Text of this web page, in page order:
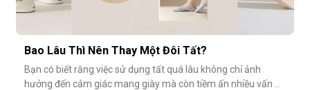
Bao Lâu Thì Nên Thay Một Đôi Tất?
Bạn có biết rằng việc sử dụng tất quá lâu không chỉ ảnh
hưởng đến cảm giác mang giày mà còn tiềm ẩn nhiều vấn đề